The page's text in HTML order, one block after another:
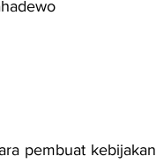
pembuat kebijakan